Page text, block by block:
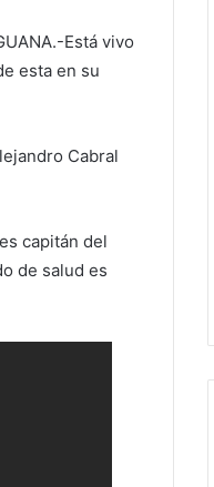
Está vivo
esta en su
Cabral
capitán del
de salud es